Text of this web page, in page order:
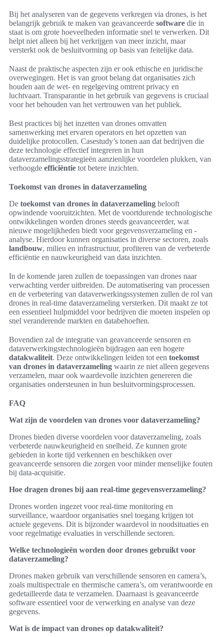
Bij het analyseren van de gegevens verkregen via drones, is het
belangrijk gebruik te maken van geavanceerde software die in
staat is om grote hoeveelheden informatie snel te verwerken. Dit
helpt niet alleen bij het verkrijgen van meer inzicht, maar
versterkt ook de besluitvorming op basis van feitelijke data.
Naast de praktische aspecten zijn er ook ethische en juridische
overwegingen. Het is van groot belang dat organisaties zich
houden aan de wet- en regelgeving omtrent privacy en
luchtvaart. Transparantie in het gebruik van gegevens is cruciaal
voor het behouden van het vertrouwen van het publiek.
Best practices bij het inzetten van drones omvatten
samenwerking met ervaren operators en het opzetten van
duidelijke protocollen. Casestudy’s tonen aan dat bedrijven die
deze technologie effectief integreren in hun
dataverzamelingsstrategieën aanzienlijke voordelen plukken, van
verhoogde efficiëntie tot betere inzichten.
Toekomst van drones in dataverzameling
De toekomst van drones in dataverzameling belooft
opwindende vooruitzichten. Met de voortdurende technologische
ontwikkelingen worden drones steeds geavanceerder, wat
nieuwe mogelijkheden biedt voor gegevensverzameling en -
analyse. Hierdoor kunnen organisaties in diverse sectoren, zoals
landbouw, milieu en infrastructuur, profiteren van de verbeterde
efficiëntie en nauwkeurigheid van data inzichten.
In de komende jaren zullen de toepassingen van drones naar
verwachting verder uitbreiden. De automatisering van processen
en de verbetering van dataverwerkingssystemen zullen de rol van
drones in real-time dataverzameling versterken. Dit maakt ze tot
een essentieel hulpmiddel voor bedrijven die moeten inspelen op
snel veranderende markten en databehoeften.
Bovendien zal de integratie van geavanceerde sensoren en
dataverwerkingstechnologieën bijdragen aan een hogere
datakwaliteit. Deze ontwikkelingen leiden tot een toekomst
van drones in dataverzameling waarin ze niet alleen gegevens
verzamelen, maar ook waardevolle inzichten genereren die
organisaties ondersteunen in hun besluitvormingsprocessen.
FAQ
Wat zijn de voordelen van drones voor dataverzameling?
Drones bieden diverse voordelen voor dataverzameling, zoals
verbeterde nauwkeurigheid en snelheid. Ze kunnen grote
gebieden in korte tijd verkennen en beschikken over
geavanceerde sensoren die zorgen voor minder menselijke fouten
bij data-acquisitie.
Hoe dragen drones bij aan real-time gegevensverzameling?
Drones worden ingezet voor real-time monitoring en
surveillance, waardoor organisaties snel toegang krijgen tot
actuele gegevens. Dit is bijzonder waardevol in noodsituaties en
voor regelmatige evaluaties in verschillende sectoren.
Welke technologieën worden door drones gebruikt voor
dataverzameling?
Drones maken gebruik van verschillende sensoren en camera’s,
zoals multispectrale en thermische camera’s, om verantwoorde en
gedetailleerde data te verzamelen. Daarnaast is geavanceerde
software essentieel voor de verwerking en analyse van deze
gegevens.
Wat is de impact van drones op datakwaliteit?